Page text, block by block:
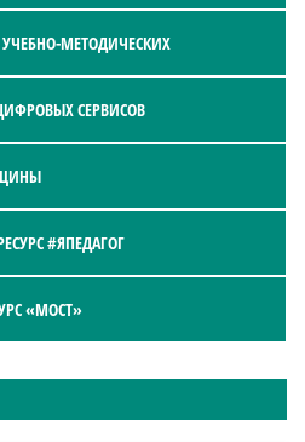
УЧЕБНО-МЕТОДИЧЕСКИХ
СЕРВИСОВ
#ЯПЕДАГОГ
«МОСТ»